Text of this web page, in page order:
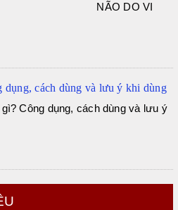
NÃO DO VI
Công dụng, cách dùng và lưu ý